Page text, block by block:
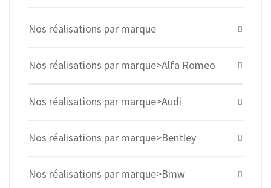
Nos réalisations par marque
Nos réalisations par marque>Alfa Romeo
Nos réalisations par marque>Audi
Nos réalisations par marque>Bentley
Nos réalisations par marque>Bmw